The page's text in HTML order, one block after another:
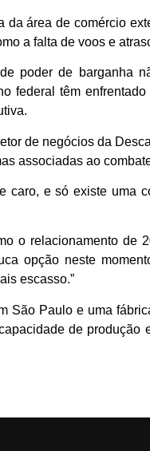
da área de comércio
a falta de voos e
poder de barganha
federal têm
de negócios da
associadas ao
caro, e só existe uma
o relacionamento de
opção neste
escasso.”
São Paulo e uma
de